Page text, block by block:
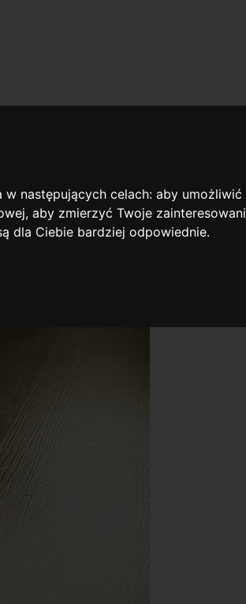
w następujących celach:aby umożliwić
,aby zmierzyć Twoje
dla Ciebie bardziej odpowiednie.